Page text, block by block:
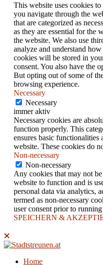
This website uses cookies
you navigate through the
that are categorized as
as they are essential for the
the website. We also use
analyze and understand
cookies will be stored in
consent. You also have the
But opting out of some of
browsing experience.
Necessary
Necessary
immer aktiv
Necessary cookies are
function properly. This
ensures basic functionalities
website. These cookies do
Non-necessary
Non-necessary
Any cookies that may not
website to function and is
personal data via analytics,
termed as non-necessary
user consent prior to
SPEICHERN &
Home